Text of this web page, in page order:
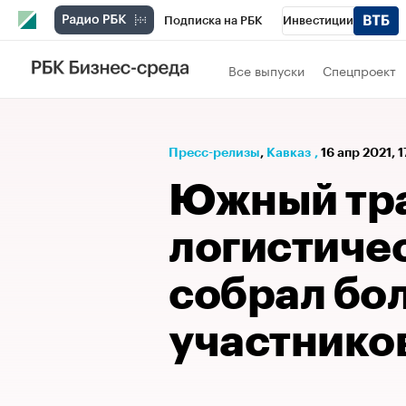
Подписка на РБК Инвестиции
РБК Вино
Проверка контрагентов Политика
Все выпуски Спецпроект
Пресс-релизы⁠, Кавказ , 16 апр 2021,
Южный
собрал